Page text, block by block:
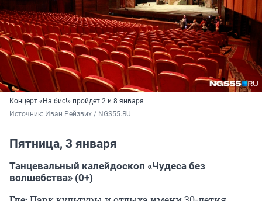
Концерт «На бис!» пройдет 2 и 8 января
Источник: Иван Рейзвих / NGS55.RU
Пятница, 3 января
Танцевальный калейдоскоп «Чудеса без
волшебства» (0+)